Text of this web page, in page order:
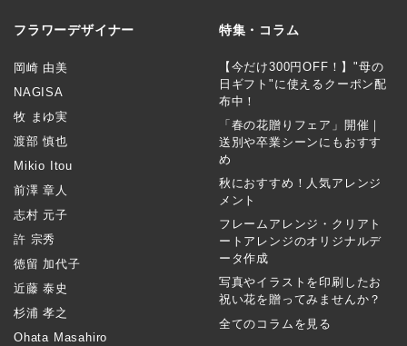
フラワーデザイナー
岡崎 由美
NAGISA
牧 まゆ実
渡部 慎也
Mikio Itou
前澤 章人
志村 元子
許 宗秀
徳留 加代子
近藤 泰史
杉浦 孝之
Ohata Masahiro
特集・コラム
【今だけ300円OFF！】"母の
日ギフト"に使えるクーポン配
布中！
「春の花贈りフェア」開催｜
送別や卒業シーンにもおすす
め
秋におすすめ！人気アレンジ
メント
フレームアレンジ・クリアト
ートアレンジのオリジナルデ
ータ作成
写真やイラストを印刷したお
祝い花を贈ってみませんか？
全てのコラムを見る